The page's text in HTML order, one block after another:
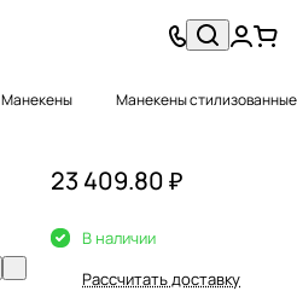
Манекены Манекены
23 409.80 ₽
В наличии
Рассчитать доставку